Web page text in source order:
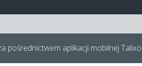
pośrednictwem aplikacji mobilnej